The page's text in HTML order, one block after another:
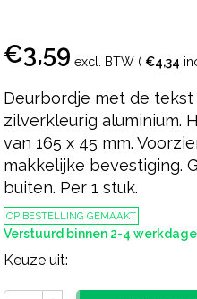
€3,59 excl. BTW ( €4,34
Deurbordje met de tekst
zilverkleurig aluminium.
van 165 x 45 mm.
makkelijke bevestiging.
buiten. Per 1 stuk.
OP BESTELLING GEMAAKT
Verstuurd binnen 2-4
Keuze uit: